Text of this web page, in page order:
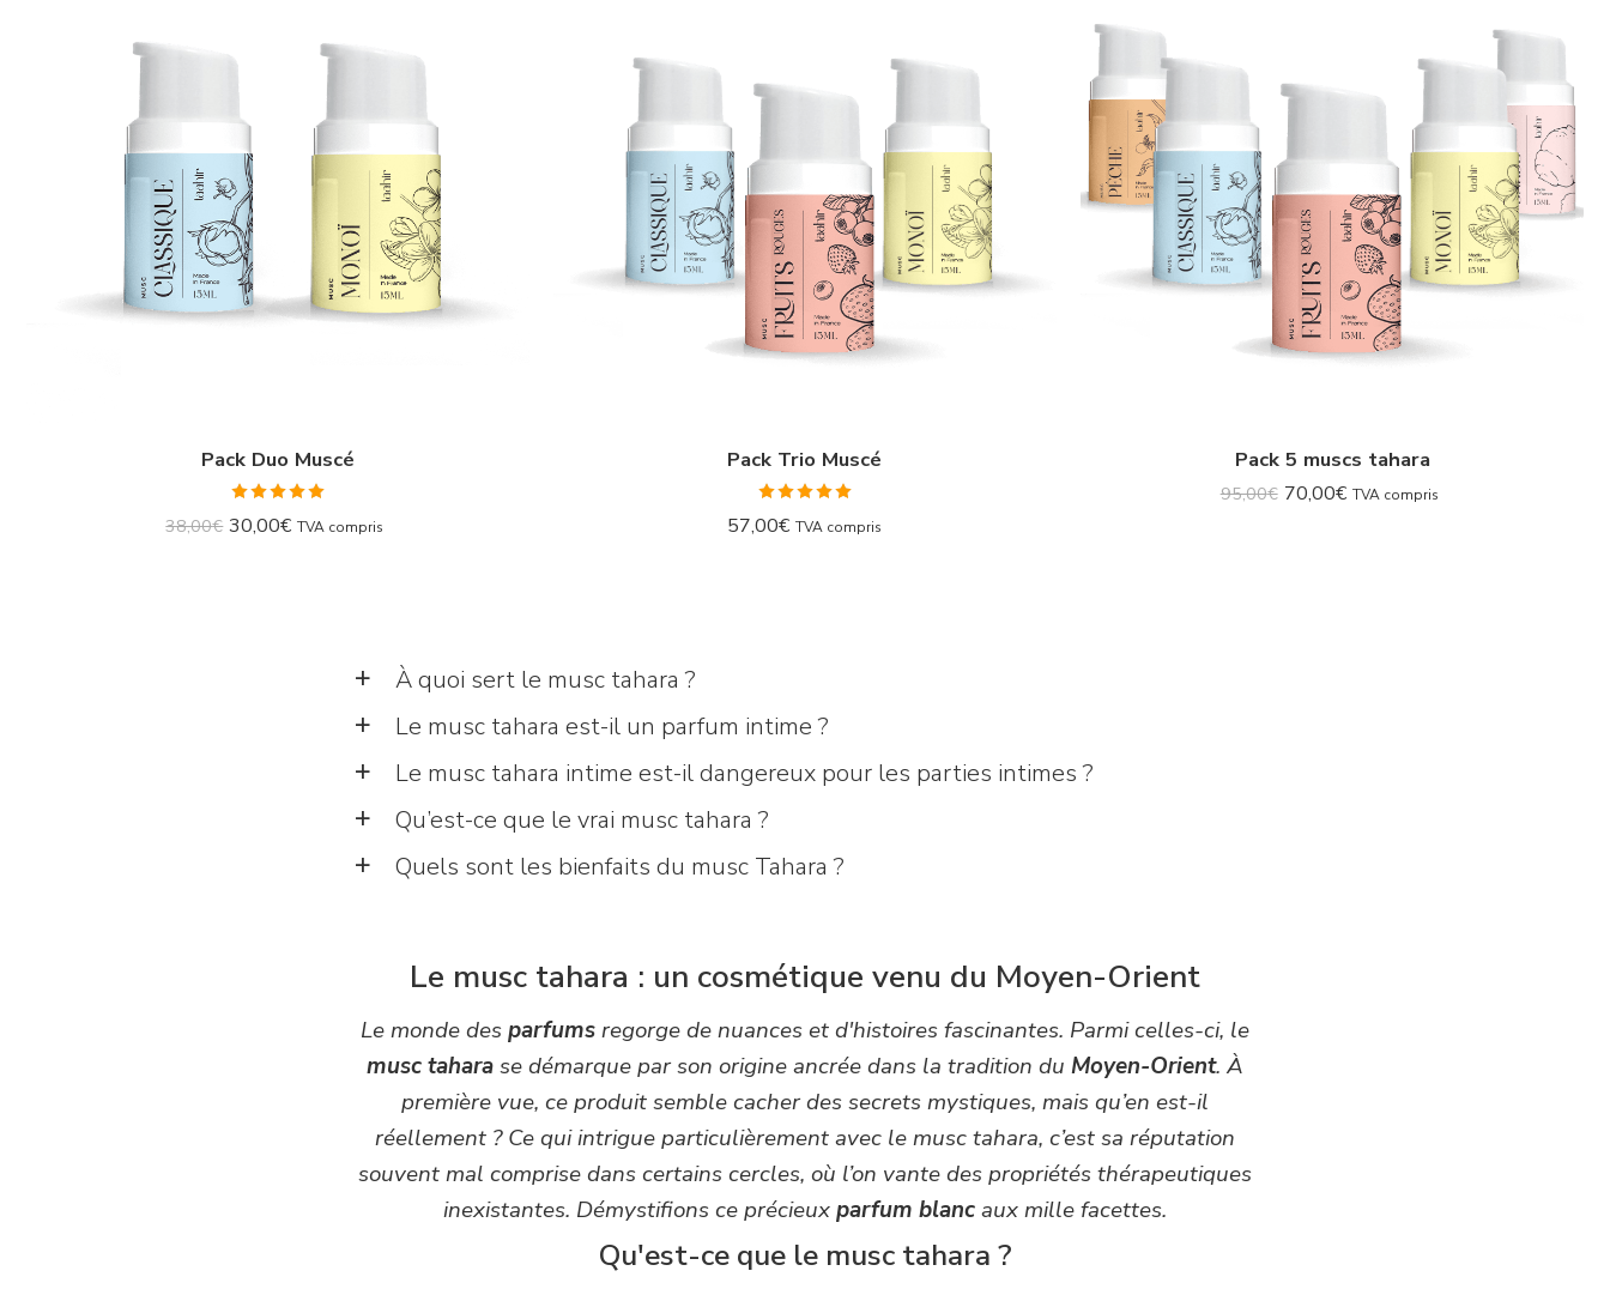
Pack Duo Muscé
Note5.00
38,00€ 30,00€ TVA compris
Pack Trio Muscé
Note5.00
57,00€ TVA compris
Pack 5 muscs tahara
95,00€ 70,00€ TVA compris
a À quoi sert le musc tahara ?
a Le musc tahara est-il un parfum intime ?
a Le musc tahara intime est-il dangereux pour les parties intimes ?
a Qu’est-ce que le vrai musc tahara ?
a Quels sont les bienfaits du musc Tahara ?
Le musc tahara : un cosmétique venu du Moyen-Orient
Le monde desparfumsregorge de nuances et d'histoires fascinantes. Parmi celles-ci, le
musc taharase démarque par son origine ancrée dans la tradition du Moyen-Orient. À
première vue, ce produit semble cacher des secrets mystiques, mais qu’en est-il
réellement ? Ce qui intrigue particulièrement avec le musc tahara, c’est sa réputation
souvent mal comprise dans certains cercles, où l’on vante des propriétés thérapeutiques
inexistantes. Démystifions ce précieuxparfum blancaux mille facettes.
Qu'est-ce que le musc tahara ?